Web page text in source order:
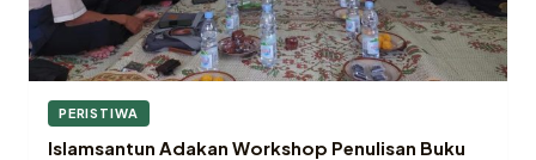
PERISTIWA
Islamsantun Adakan Workshop Penulisan Buku